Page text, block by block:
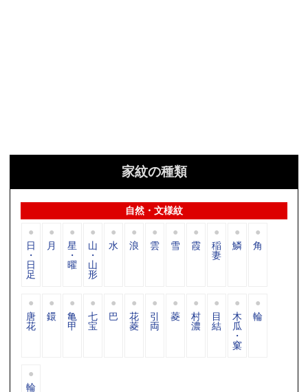
家紋の種類
自然・文様紋
日
・
日
足
月 星
・
曜
山
・
山
形
水 浪 雲 雪 霞 稲
妻
鱗 角
唐
花
鐶 亀
甲
七
宝
巴 花
菱
引
両
菱 村
濃
目
結
木
瓜
・
窠
輪
輪